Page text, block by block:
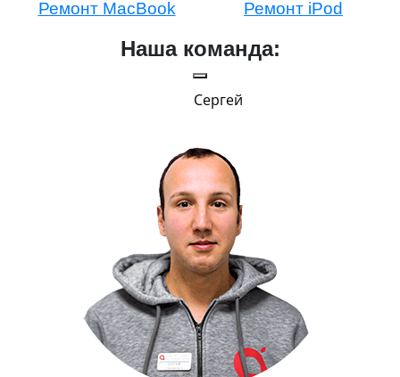
Ремонт MacBook Ремонт iPod
Наша команда:
Сергей